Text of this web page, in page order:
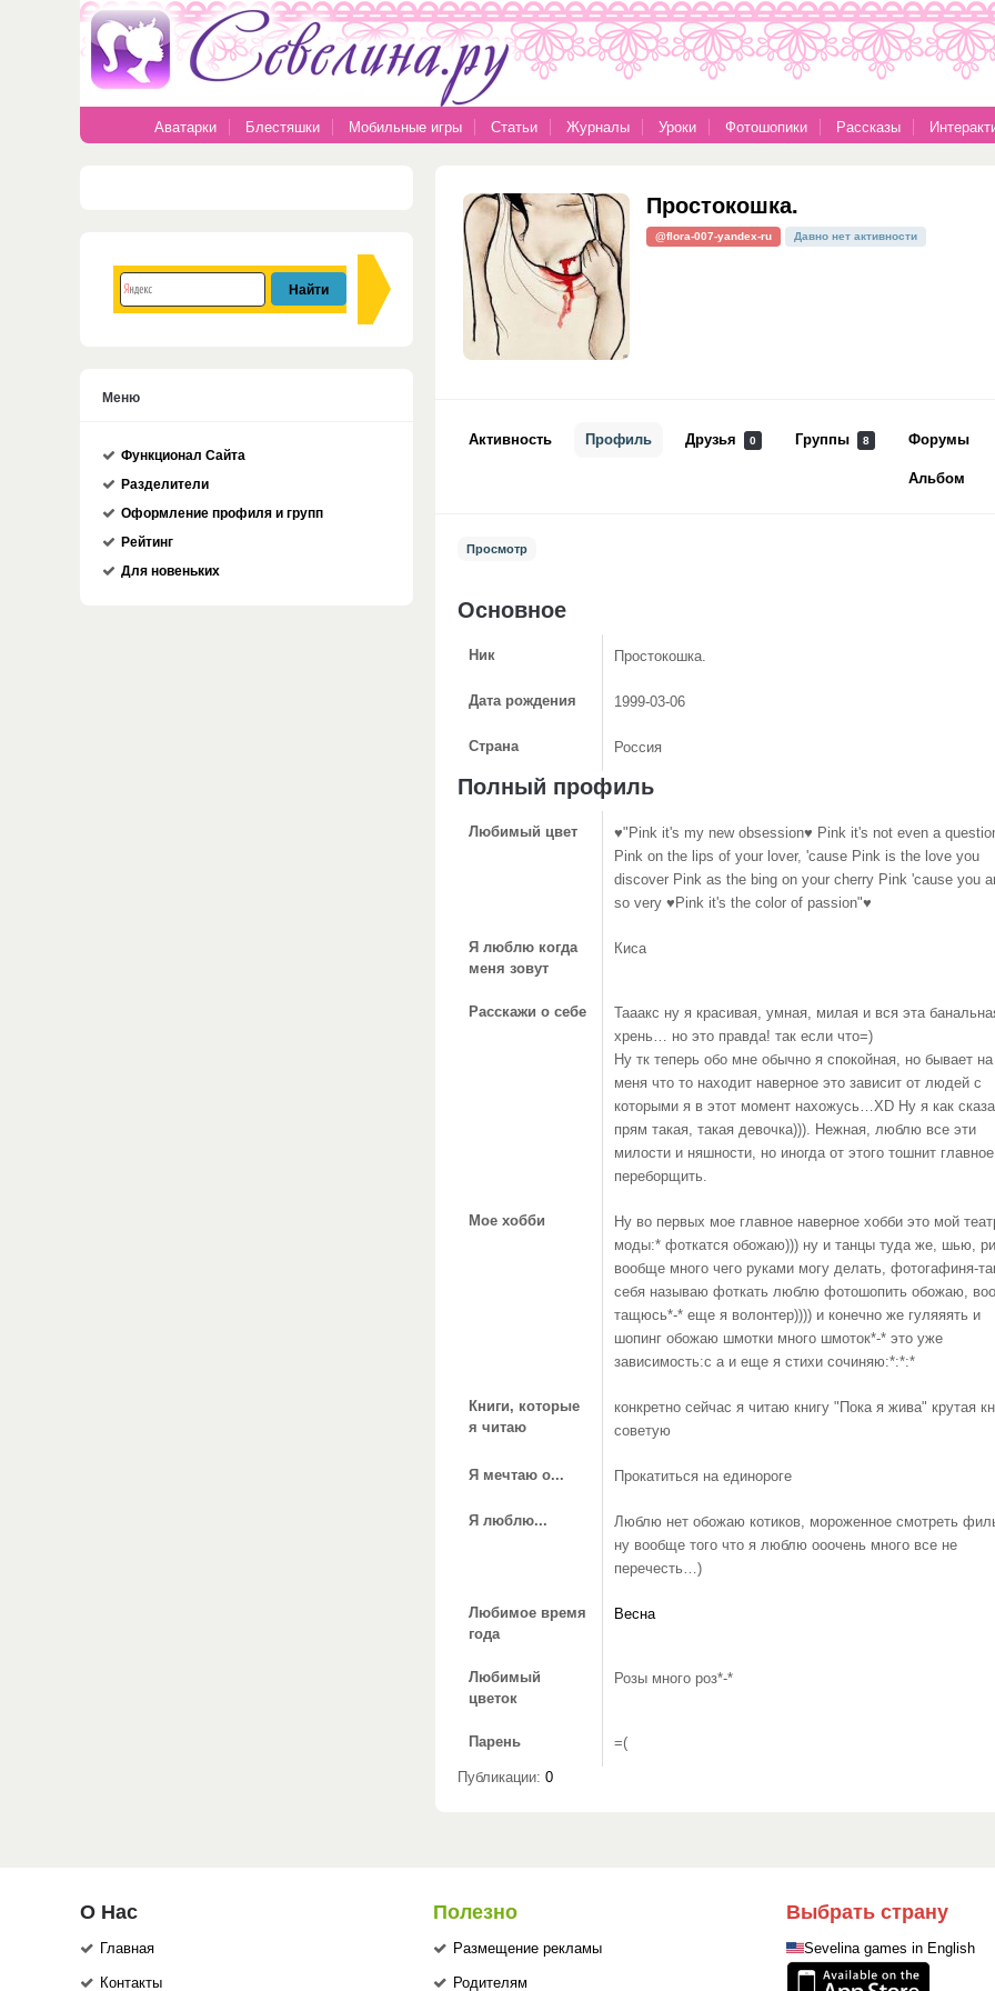
Аватарки Блестяшки Мобильные игры Статьи Журналы Уроки Фотошопики Рассказы
Простокошка.
@flora-007-yandex-ru Давно нет активности
Активность Профиль Друзья 0 Группы 8 Форумы
Альбом
Просмотр
Основное
Ник Простокошка.
Дата рождения 1999-03-06
Страна Россия
Полный профиль
Любимый цвет
♥"Pink it's my new obsession♥ Pink it's not even a
Pink on the lips of your lover, 'cause Pink is the love you
discover Pink as the bing on your cherry Pink 'cause you
so very ♥Pink it's the color of passion"♥
Я люблю когда
меня зовут
Киса
Расскажи о себе
Тааакс ну я красивая, умная, милая и вся эта
хрень… но это правда! так если что=)
Ну тк теперь обо мне обычно я спокойная, но бывает на
меня что то находит наверное это зависит от людей с
которыми я в этот момент нахожусь…XD Ну я как
прям такая, такая девочка))). Нежная, люблю все эти
милости и няшности, но иногда от этого тошнит
переборщить.
Мое хобби
Ну во первых мое главное наверное хобби это мой
моды:* фоткатся обожаю))) ну и танцы туда же, шью,
вообще много чего руками могу делать, фотогафиня-
себя называю фоткать люблю фотошопить обожаю,
тащюсь*-* еще я волонтер)))) и конечно же гуляяять и
шопинг обожаю шмотки много шмоток*-* это уже
зависимость:с а и еще я стихи сочиняю:*:*:*
Книги, которые
я читаю
конкретно сейчас я читаю книгу "Пока я жива" крутая
советую
Я мечтаю о... Прокатиться на единороге
Я люблю...
Люблю нет обожаю котиков, мороженное смотреть
ну вообще того что я люблю ооочень много все не
перечесть…)
Любимое время
года
Весна
Любимый
цветок
Розы много роз*-*
Парень =(
Публикации: 0
Меню
Функционал Сайта
Разделители
Оформление профиля и групп
Рейтинг
Для новеньких
О Нас
Главная
Контакты
Полезно
Размещение рекламы
Родителям
Выбрать страну
Sevelina games in English